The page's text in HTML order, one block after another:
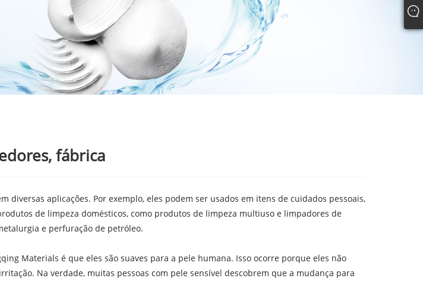
fábrica
aplicações. Por exemplo, eles podem ser usados ​​em itens de cuidados pessoais,
de limpeza domésticos, como produtos de limpeza multiuso e limpadores de
e perfuração de petróleo.
Materials é que eles são suaves para a pele humana. Isso ocorre porque eles não
Na verdade, muitas pessoas com pele sensível descobrem que a mudança para